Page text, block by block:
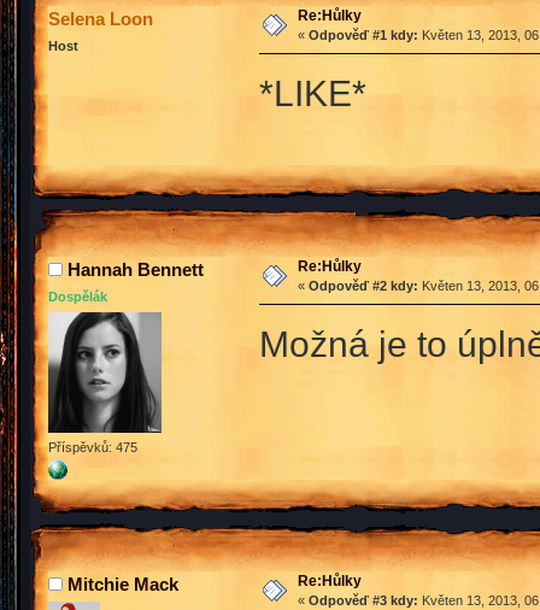
Selena Loon
Host
Re:Hůlky
« Odpověď #1 kdy: Květen 13, 2013,
*LIKE*
Hannah Bennett
Dospělák
Příspěvků: 475
Re:Hůlky
« Odpověď #2 kdy: Květen 13, 2013,
Možná je to
Mitchie Mack Re:Hůlky
« Odpověď #3 kdy: Květen 13, 2013,